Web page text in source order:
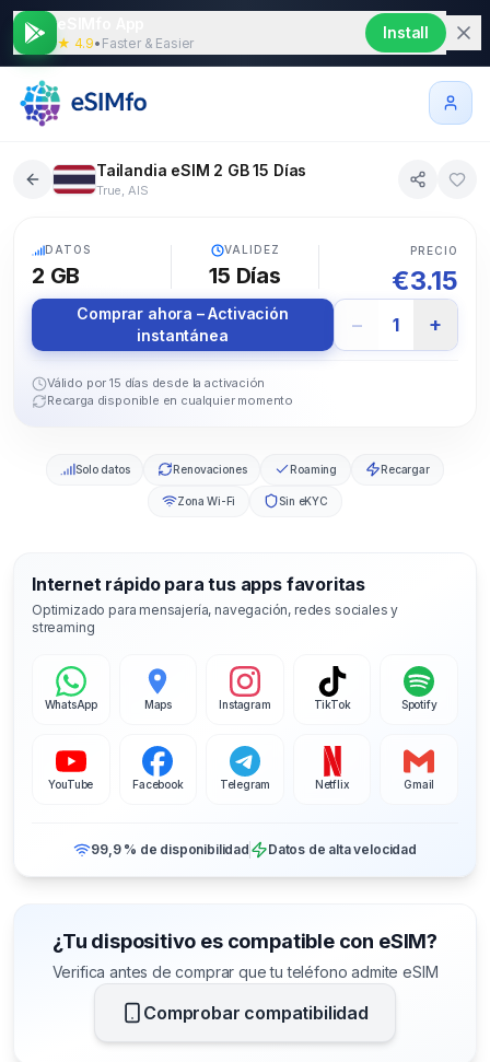
★ 4.9• Faster & Easier
Install
Tailandia eSIM 2 GB 15 Días
True, AIS
DATOS
2 GB
VALIDEZ
15 Días
PRECIO
€3.15
Comprar ahora – Activación
instantánea
− 1 +
Válido por 15 días desde la activación
Recarga disponible en cualquier momento
Solo datos Renovaciones Roaming Recargar
Zona Wi-Fi Sin eKYC
Internet rápido para tus apps favoritas
Optimizado para mensajería, navegación, redes sociales y
streaming
WhatsApp Maps Instagram TikTok Spotify
YouTube Facebook Telegram Netflix Gmail
99,9 % de disponibilidad Datos de alta velocidad
¿Tu dispositivo es compatible con eSIM?
Verifica antes de comprar que tu teléfono admite eSIM
Comprobar compatibilidad